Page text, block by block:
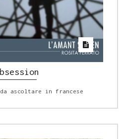
ascoltare in francese